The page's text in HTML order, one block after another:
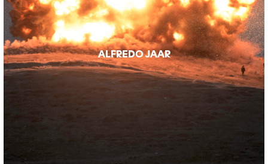
ALFREDO JAAR